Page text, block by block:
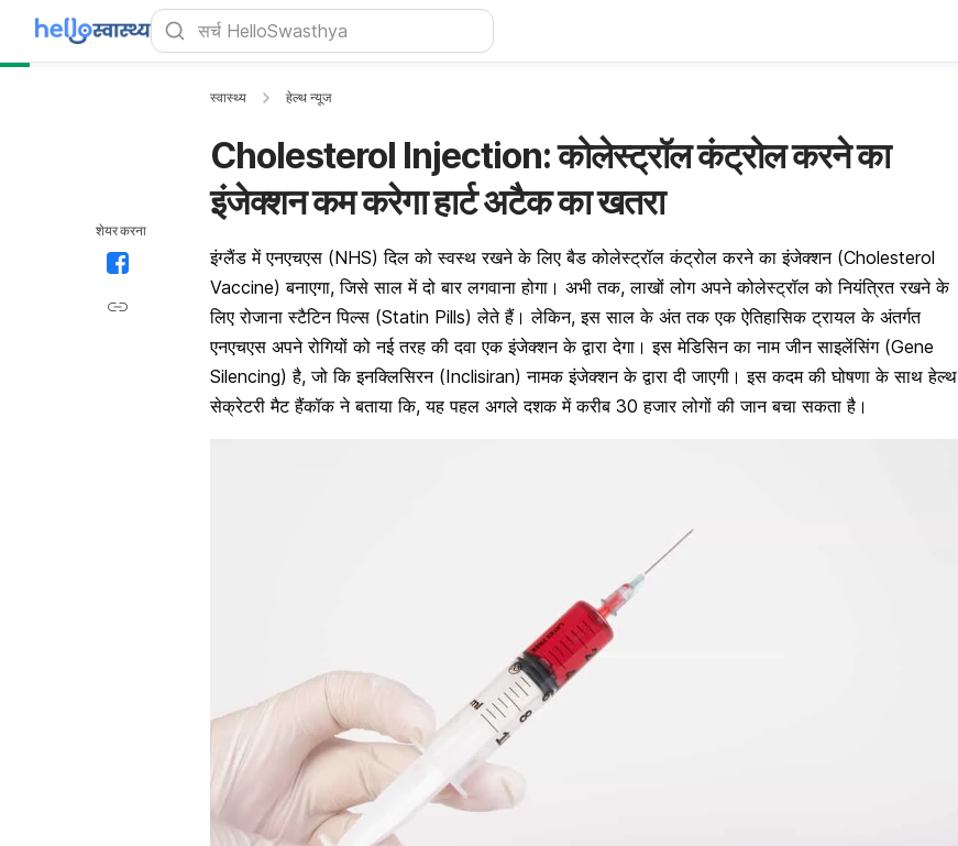
शेयर करना
स्वास्थ्य हेल्थ न्यूज
Cholesterol Injection: कोलेस्ट्रॉल कंट्रोल करने का
इंजेक्शन कम करेगा हार्ट अटैक का खतरा
इंग्लैंड में एनएचएस (NHS) दिल को स्वस्थ रखने के लिए बैड कोलेस्ट्रॉल कंट्रोल करने का इंजेक्शन (Cholesterol
Vaccine) बनाएगा, जिसे साल में दो बार लगवाना होगा। अभी तक, लाखों लोग अपने कोलेस्ट्रॉल को नियंत्रित रखने के
लिए रोजाना स्टैटिन पिल्स (Statin Pills) लेते हैं। लेकिन, इस साल के अंत तक एक ऐतिहासिक ट्रायल के अंतर्गत
एनएचएस अपने रोगियों को नई तरह की दवा एक इंजेक्शन के द्वारा देगा। इस मेडिसिन का नाम जीन साइलेंसिंग (Gene
Silencing) है, जो कि इनक्लिसिरन (Inclisiran) नामक इंजेक्शन के द्वारा दी जाएगी। इस कदम की घोषणा के साथ हेल्थ
सेक्रेटरी मैट हैंकॉक ने बताया कि, यह पहल अगले दशक में करीब 30 हजार लोगों की जान बचा सकता है।